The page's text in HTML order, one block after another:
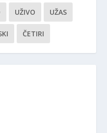
UŽIVO UŽAS
ČETIRI